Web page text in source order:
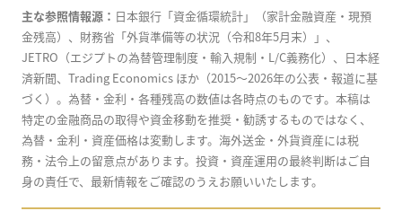
主な参照情報源： 日本銀行「資金循環統計」（家計金融資産・現預
金残高）、財務省「外貨準備等の状況（令和8年5月末）」、
JETRO（エジプトの為替管理制度・輸入規制・L/C義務化）、日本経
済新聞、Trading Economics ほか（2015〜2026年の公表・報道に基
づく）。為替・金利・各種残高の数値は各時点のものです。本稿は
特定の金融商品の取得や資金移動を推奨・勧誘するものではなく、
為替・金利・資産価格は変動します。海外送金・外貨資産には税
務・法令上の留意点があります。投資・資産運用の最終判断はご自
身の責任で、最新情報をご確認のうえお願いいたします。